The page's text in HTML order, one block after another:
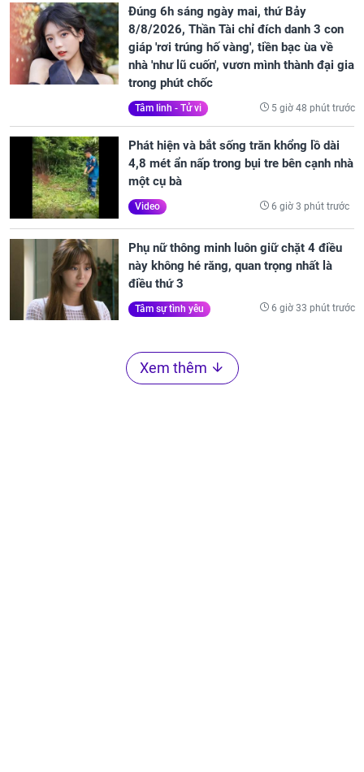
Đúng 6h sáng ngày mai, thứ Bảy
8/8/2026, Thần Tài chỉ đích danh 3 con
giáp 'rơi trúng hố vàng', tiền bạc ùa về
nhà 'như lũ cuốn', vươn mình thành đại gia
trong phút chốc
Tâm linh - Tử vi 5 giờ 48 phút trước
Phát hiện và bắt sống trăn khổng lồ dài
4,8 mét ẩn nấp trong bụi tre bên cạnh nhà
một cụ bà
Video 6 giờ 3 phút trước
Phụ nữ thông minh luôn giữ chặt 4 điều
này không hé răng, quan trọng nhất là
điều thứ 3
Tâm sự tình yêu 6 giờ 33 phút trước
Xem thêm